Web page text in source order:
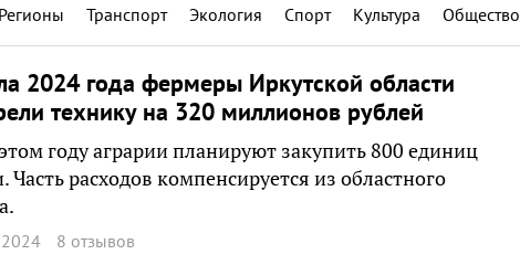
Регионы Транспорт Экология Спорт Культура Общество
2024 года фермеры Иркутской области
технику на 320 миллионов рублей
году аграрии планируют закупить 800 единиц
Часть расходов компенсируется из областного
8 отзывов